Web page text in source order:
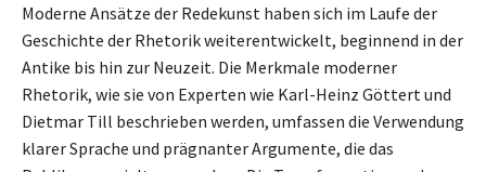
Moderne Ansätze der Redekunst haben sich im Laufe der
Geschichte der Rhetorik weiterentwickelt, beginnend in der
Antike bis hin zur Neuzeit. Die Merkmale moderner
Rhetorik, wie sie von Experten wie Karl-Heinz Göttert und
Dietmar Till beschrieben werden, umfassen die Verwendung
klarer Sprache und prägnanter Argumente, die das